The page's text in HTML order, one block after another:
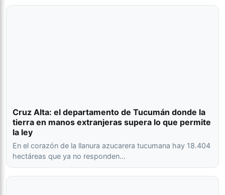
Cruz Alta: el departamento de Tucumán donde la
tierra en manos extranjeras supera lo que permite
la ley
En el corazón de la llanura azucarera tucumana hay 18.404
hectáreas que ya no responden…